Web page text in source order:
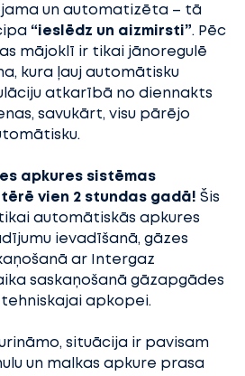
un automatizēta – tā
“ieslēdz un aizmirsti”. Pēc
mājoklī ir tikai jānoregulē
kura ļauj automātisku
atkarībā no diennakts
savukārt, visu pārējo
apkures sistēmas
vien 2 stundas gadā! Šis
automātiskās apkures
ievadīšanā, gāzes
ar Intergaz
saskaņošanā gāzapgādes
apkopei.
situācija ir pavisam
un malkas apkure prasa